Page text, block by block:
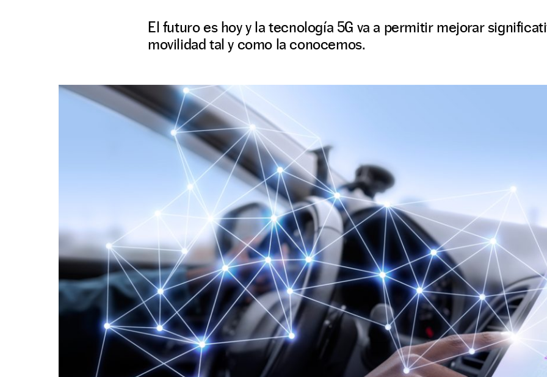
El futuro es hoy y la tecnología 5G va a permitir mejorar
movilidad tal y como la conocemos.